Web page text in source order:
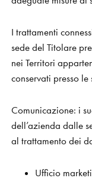
I trattamenti
sede del Titolare
nei Territori
conservati presso
Comunicazione: i
dell’azienda dalle
al trattamento dei
Ufficio